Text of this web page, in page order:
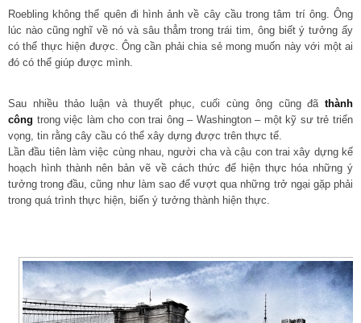
Roebling không thể quên đi hình ảnh về cây cầu trong tâm trí ông. Ông
lúc nào cũng nghĩ về nó và sâu thẳm trong trái tim, ông biết ý tưởng ấy
có thể thực hiện được. Ông cần phải chia sẻ mong muốn này với một ai
đó có thể giúp được mình.
Sau nhiều thảo luận và thuyết phục, cuối cùng ông cũng đã thành
công trong việc làm cho con trai ông – Washington – một kỹ sư trẻ triển
vọng, tin rằng cây cầu có thể xây dựng được trên thực tế.
Lần đầu tiên làm việc cùng nhau, người cha và cậu con trai xây dựng kế
hoạch hình thành nên bản vẽ về cách thức để hiện thực hóa những ý
tưởng trong đầu, cũng như làm sao để vượt qua những trở ngại gặp phải
trong quá trình thực hiện, biến ý tưởng thành hiện thực.